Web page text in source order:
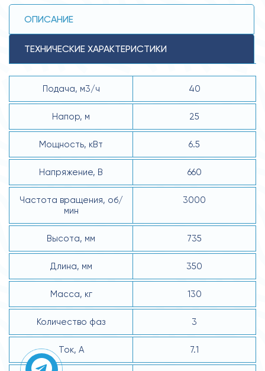
ОПИСАНИЕ
ТЕХНИЧЕСКИЕ ХАРАКТЕРИСТИКИ
Подача, м3/ч 40
Напор, м 25
Мощность, кВт 6.5
Напряжение, В 660
Частота вращения, об/
мин
3000
Высота, мм 735
Длина, мм 350
Масса, кг 130
Количество фаз 3
Ток, А 7.1